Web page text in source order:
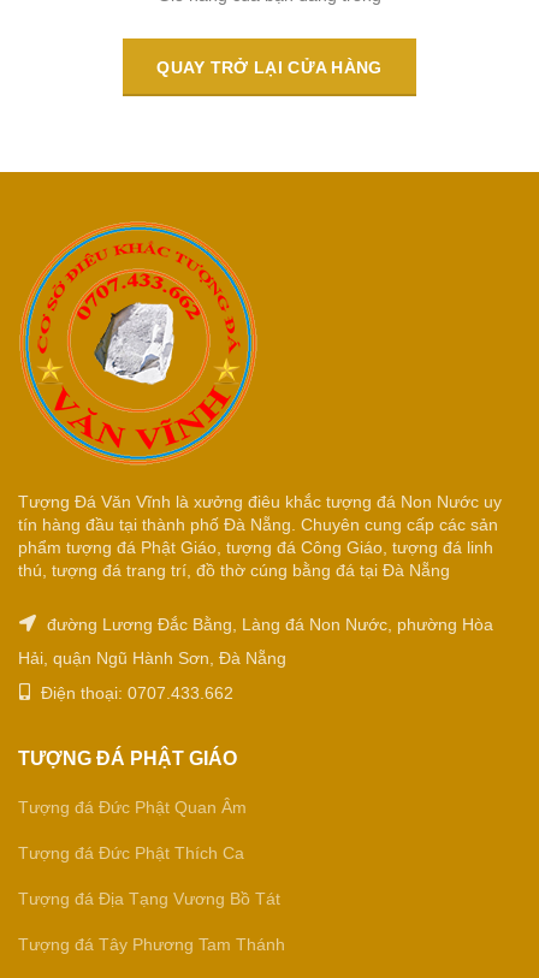
QUAY TRỞ LẠI CỬA HÀNG
Tượng Đá Văn Vĩnh là xưởng điêu khắc tượng đá Non Nước uy
tín hàng đầu tại thành phố Đà Nẵng. Chuyên cung cấp các sản
phẩm tượng đá Phật Giáo, tượng đá Công Giáo, tượng đá linh
thú, tượng đá trang trí, đồ thờ cúng bằng đá tại Đà Nẵng
đường Lương Đắc Bằng, Làng đá Non Nước, phường Hòa
Hải, quận Ngũ Hành Sơn, Đà Nẵng
Điện thoại: 0707.433.662
TƯỢNG ĐÁ PHẬT GIÁO
Tượng đá Đức Phật Quan Âm
Tượng đá Đức Phật Thích Ca
Tượng đá Địa Tạng Vương Bồ Tát
Tượng đá Tây Phương Tam Thánh